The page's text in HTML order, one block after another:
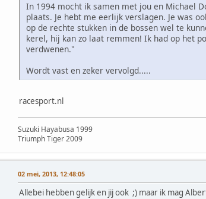
In 1994 mocht ik samen met jou en Michael
plaats. Je hebt me eerlijk verslagen. Je was
op de rechte stukken in de bossen wel te
kerel, hij kan zo laat remmen! Ik had op het
verdwenen."
Wordt vast en zeker vervolgd.....
racesport.nl
Suzuki Hayabusa 1999
Triumph Tiger 2009
02 mei, 2013, 12:48:05
Allebei hebben gelijk en jij ook ;) maar ik mag